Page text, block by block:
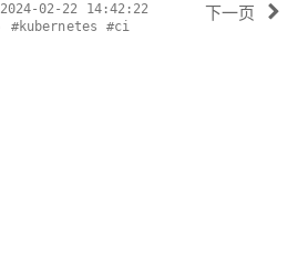
2024-02-22 14:42:22
#kubernetes
#ci
下一页